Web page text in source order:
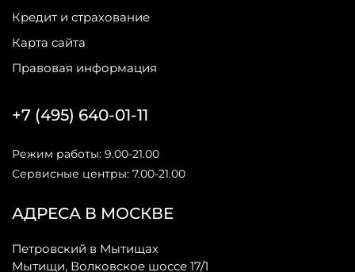
Кредит и страхование
Карта сайта
Правовая информация
АДРЕСА В МОСКВЕ
Петровский в Мытищах
Мытищи, Волковское шоссе 17/1
+7 (495) 640-01-11
Режим работы: 9.00-21.00
Сервисные центры: 7.00-21.00